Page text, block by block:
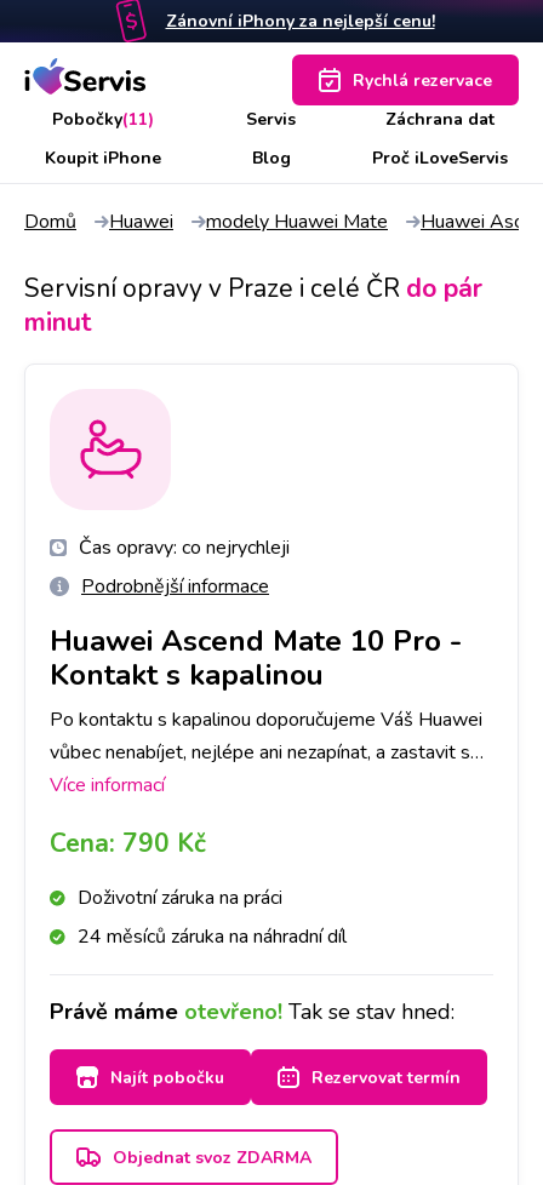
Zánovní iPhony za nejlepší cenu!
Pobočky(11) Servis
Záchrana dat
Koupit iPhone
Blog Proč iLoveServis
Rychlá rezervace
Domů Huawei modely Huawei Mate Huawei
Servisní opravy v Praze i celé ČR do pár
minut
Čas opravy: co nejrychleji
Podrobnější informace
Huawei Ascend Mate 10 Pro -
Kontakt s kapalinou
Po kontaktu s kapalinou doporučujeme Váš Huawei
vůbec nenabíjet, nejlépe ani nezapínat, a zastavit se
na kterékoliv naší pobočce co nejdříve to bude
jaké míry kapalina přístroj poškodila. V některých
případech pro funkčnost stačí samotná deoxidace. V
některých případech je třeba následná oprava.
Primárně provedeme deoxidaci zařízení od kapaliny,
deoxidace plně povedla, popř. co je třeba opravit a
za jakou cenu. O všem Vás budeme informovat.
Jelikož se jedná o náročnější proces, doba trvání je
2-3 dny.
Více informací
Cena: 790 Kč
Doživotní záruka na práci
24 měsíců záruka na náhradní díl
Právě máme otevřeno! Tak se stav hned:
Najít pobočku Rezervovat termín
Objednat svoz ZDARMA